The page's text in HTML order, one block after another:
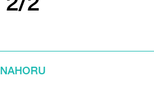
NAHORU